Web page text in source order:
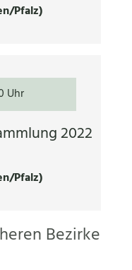
Pfalz)
Uhr
2022
Pfalz)
Bezirke